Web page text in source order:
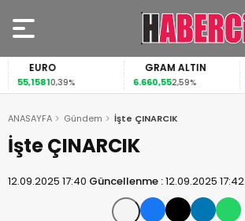
EURO
55,15810,39%
GRAM ALTIN
6.660,552,59%
ANASAYFA Gündem İşte ÇINARCIK
İşte ÇINARCIK
12.09.2025 17:40 Güncellenme :12.09.2025 17:42